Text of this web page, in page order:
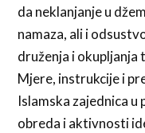
da neklanjanje u
namaza, ali i
druženja i okupljanja
Mjere, instrukcije i
Islamska zajednica
obreda i aktivnosti